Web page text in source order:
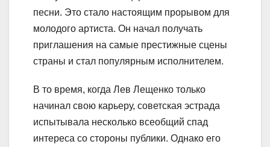
песни. Это стало настоящим прорывом для
молодого артиста. Он начал получать
приглашения на самые престижные сцены
страны и стал популярным исполнителем.
В то время, когда Лев Лещенко только
начинал свою карьеру, советская эстрада
испытывала несколько всеобщий спад
интереса со стороны публики. Однако его